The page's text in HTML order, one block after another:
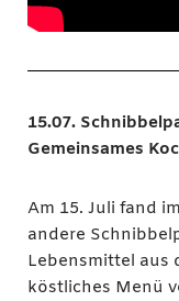
15.07.
Gemeinsames
Am 15. Juli fand
andere
Lebensmittel aus
köstliches Menü